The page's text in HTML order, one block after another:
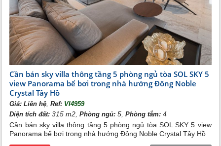
Cần bán sky villa thông tầng 5 phòng ngủ tòa SOL SKY 5
view Panorama bể bơi trong nhà hướng Đông Noble
Crystal Tây Hồ
Giá:Liên hệ ,Ref: VI4959
Diện tích đất: 315 m2,Phòng ngủ: 5,Phòng tắm: 4
Cần bán sky villa thông tầng 5 phòng ngủ tòa SOL SKY 5 view
Panorama bể bơi trong nhà hướng Đông Noble Crystal Tây Hồ